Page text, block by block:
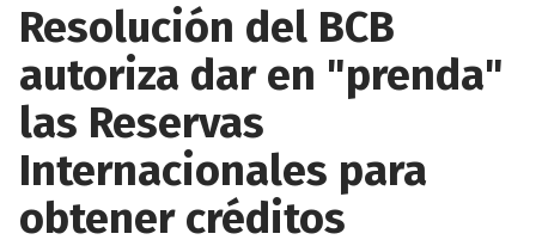
Resolución del BCB
autoriza dar en "prenda"
las Reservas
Internacionales para
obtener créditos